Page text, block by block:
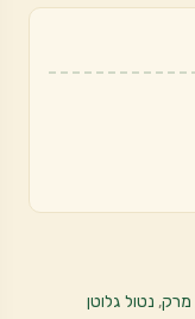
מרק, נטול גלוטן